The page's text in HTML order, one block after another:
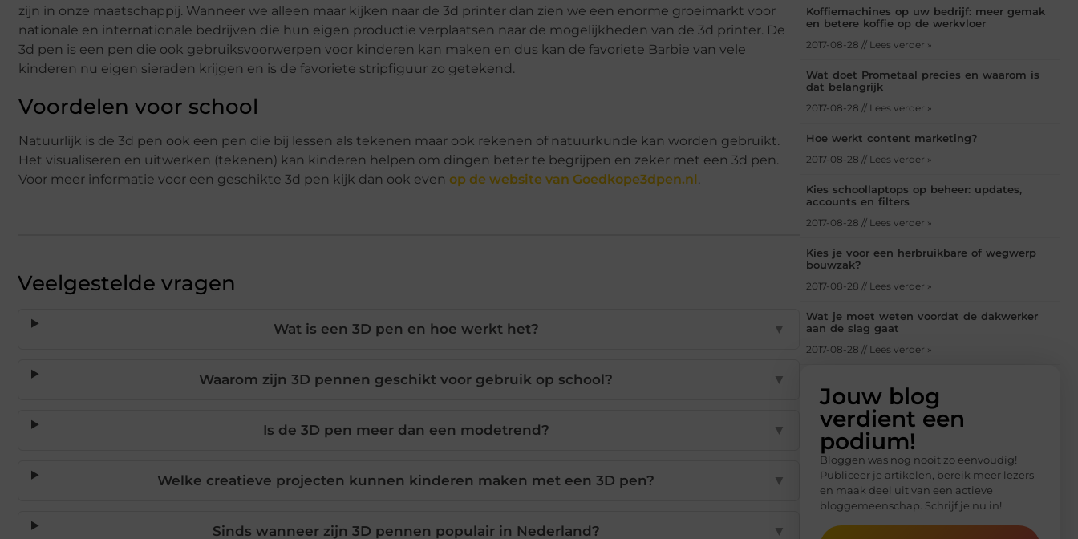
zijn in onze maatschappij. Wanneer we alleen maar kijken naar de 3d printer dan zien we een enorme groeimarkt voor
nationale en internationale bedrijven die hun eigen productie verplaatsen naar de mogelijkheden van de 3d printer. De
3d pen is een pen die ook gebruiksvoorwerpen voor kinderen kan maken en dus kan de favoriete Barbie van vele
kinderen nu eigen sieraden krijgen en is de favoriete stripfiguur zo getekend.
Voordelen voor school
Natuurlijk is de 3d pen ook een pen die bij lessen als tekenen maar ook rekenen of natuurkunde kan worden gebruikt.
Het visualiseren en uitwerken (tekenen) kan kinderen helpen om dingen beter te begrijpen en zeker met een 3d pen.
Voor meer informatie voor een geschikte 3d pen kijk dan ook even op de website van Goedkope3dpen.nl.
Veelgestelde vragen
Wat is een 3D pen en hoe werkt het? ▼
Waarom zijn 3D pennen geschikt voor gebruik op school? ▼
Is de 3D pen meer dan een modetrend? ▼
Welke creatieve projecten kunnen kinderen maken met een 3D pen? ▼
Sinds wanneer zijn 3D pennen populair in Nederland? ▼
Koffiemachines op uw bedrijf: meer gemak
en betere koffie op de werkvloer
2017-08-28 // Lees verder »
Wat doet Prometaal precies en waarom is
dat belangrijk
2017-08-28 // Lees verder »
Hoe werkt content marketing?
2017-08-28 // Lees verder »
Kies schoollaptops op beheer: updates,
accounts en filters
2017-08-28 // Lees verder »
Kies je voor een herbruikbare of wegwerp
bouwzak?
2017-08-28 // Lees verder »
Wat je moet weten voordat de dakwerker
aan de slag gaat
2017-08-28 // Lees verder »
Jouw blog
verdient een
podium!
Bloggen was nog nooit zo eenvoudig!
Publiceer je artikelen, bereik meer lezers
en maak deel uit van een actieve
bloggemeenschap. Schrijf je nu in!